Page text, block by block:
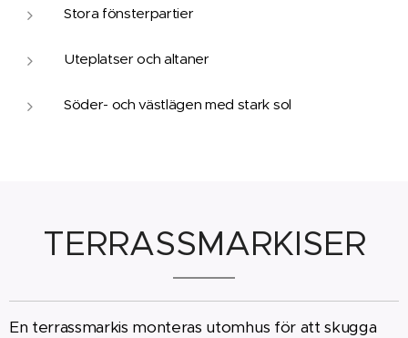
Stora fönsterpartier
Uteplatser och altaner
Söder- och västlägen med stark sol
TERRASSMARKISER
En terrassmarkis monteras utomhus för att skugga